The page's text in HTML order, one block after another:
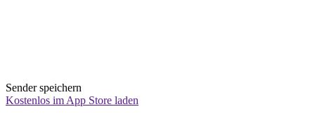
Sender speichern
Kostenlos im App Store laden